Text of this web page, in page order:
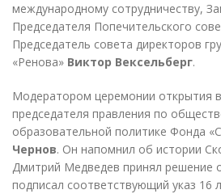
международному сотрудничеству,
Председателя Попечительского
Председатель совета директоров
«Ренова» Виктор Вексельберг.
Модератором церемонии открытия
председателя правления по
образовательной политике Фонда
Чернов. Он напомнил об истории
Дмитрий Медведев принял решение
подписал соответствующий указ 16